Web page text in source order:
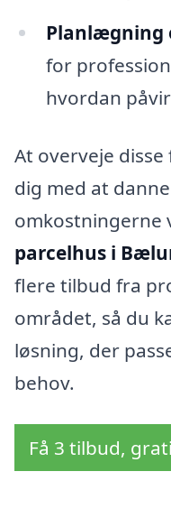
Planlægning
for
hvordan
At overveje
dig med at
omkostningerne
parcelhus i
flere tilbud fra
området, så du
løsning, der
behov.
Få 3 tilbud,